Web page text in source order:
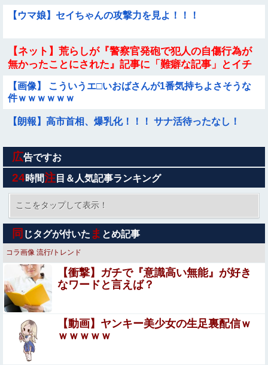
【ウマ娘】セイちゃんの攻撃力を見よ！！！
【ネット】荒らしが『警察官発砲で犯人の自傷行為が
無かったことにされた』記事に「難癖な記事」とイチ
報...
【画像】 こういうエ□いおばさんが1番気持ちよさそうな
件ｗｗｗｗｗｗ
【朗報】高市首相、爆乳化！！！ サナ活待ったなし！
父のお墓のある寺は2代目の住職が茶金髪でピアス多めの
30代チャラ男
【悲報】女さん、熊本地震がきっかけで離婚を決意ｗｗｗ
ｗｗ
【画像】 パン線透けまくってるOLの尻ｗｗｗｗｗｗ
【画像】宇垣美里「学生時代は全然モテなかったです」←
これほんまかぁ？w w w w w w w w
【恐怖動画】反高市界隈「高市の取り巻きが、声を上げる
被災地のおばちゃんに詰め寄ってるぅ！」→よく聞くと何
やらヤバいことを言っていると話題に…
ストーカーに狙われた女子高生が悲惨…絶対に避けられな
い中出しレ●プGIF画像
広告ですお
24時間注 目＆人気記事ランキング
ここをタップして表示！
同 じタグが付いた ま とめ記事
コラ画像 流行/トレンド
【衝撃】ガチで『意識高い無能』が好き
なワードと言えば？
【動画】ヤンキー美少女の生足裏配信ｗ
ｗｗｗｗｗ